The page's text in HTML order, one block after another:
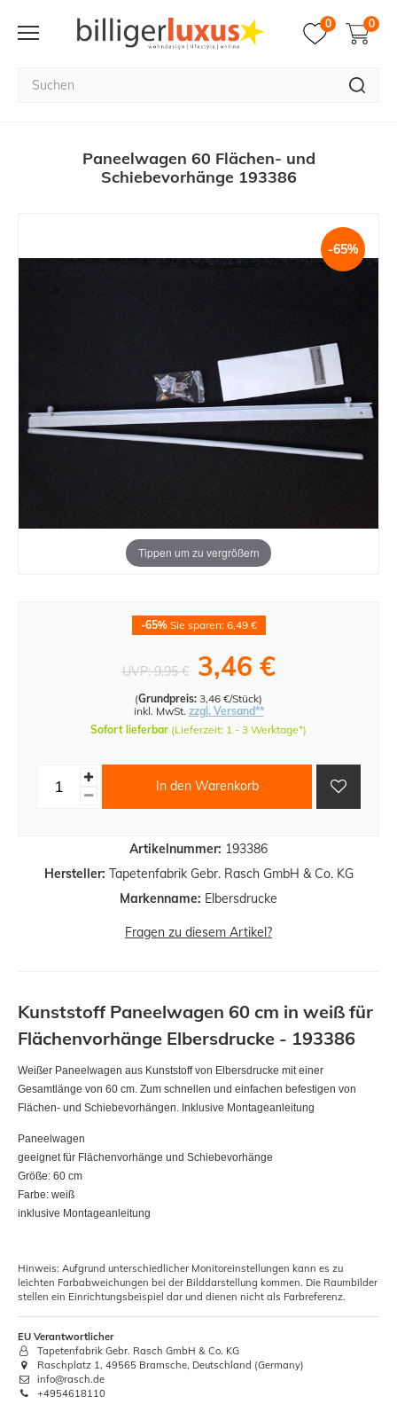
0 0
Paneelwagen 60 Flächen- und
Schiebevorhänge 193386
Tippen um zu vergrößern
-65%
Artikelnummer: 193386
Hersteller: Tapetenfabrik Gebr. Rasch GmbH & Co. KG
Markenname: Elbersdrucke
-65%Sie sparen: 6,49 €
UVP:9,95 € 3,46 €
(Grundpreis: 3,46 €/Stück)
inkl. MwSt. zzgl. Versand**
Sofort lieferbar (Lieferzeit: 1 - 3 Werktage*)
In den Warenkorb
Fragen zu diesem Artikel?
Kunststoff Paneelwagen 60 cm in weiß für
Flächenvorhänge Elbersdrucke - 193386
Weißer Paneelwagen aus Kunststoff von Elbersdrucke mit einer
Gesamtlänge von 60 cm. Zum schnellen und einfachen befestigen von
Flächen- und Schiebevorhängen. Inklusive Montageanleitung
Paneelwagen
geeignet für Flächenvorhänge und Schiebevorhänge
Größe: 60 cm
Farbe: weiß
inklusive Montageanleitung
Hinweis: Aufgrund unterschiedlicher Monitoreinstellungen kann es zu
leichten Farbabweichungen bei der Bilddarstellung kommen. Die Raumbilder
stellen ein Einrichtungsbeispiel dar und dienen nicht als Farbreferenz.
EU Verantwortlicher
Tapetenfabrik Gebr. Rasch GmbH & Co. KG
Raschplatz 1, 49565 Bramsche, Deutschland (Germany)
info@rasch.de
+4954618110